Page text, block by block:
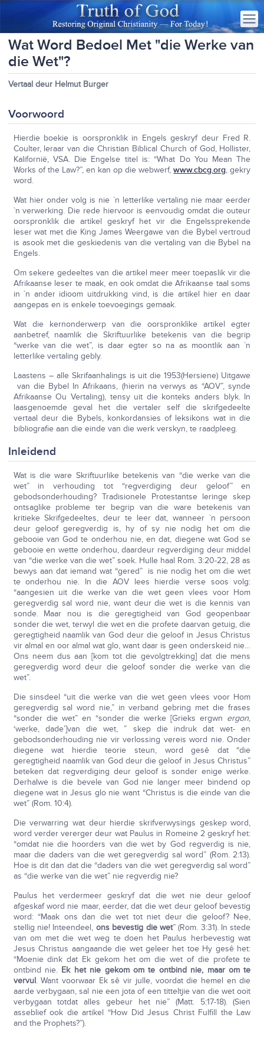
Wat Word Bedoel Met "die Werke van
die Wet"?
Vertaal deur Helmut Burger
Voorwoord
Hierdie boekie is oorspronklik in Engels geskryf deur Fred R.
Coulter, leraar van die Christian Biblical Church of God, Hollister,
Kalifornië, VSA. Die Engelse titel is: “What Do You Mean The
Works of the Law?”, en kan op die webwerf,www.cbcg.org, gekry
word.
Wat hier onder volg is nie `n letterlike vertaling nie maar eerder
`n verwerking. Die rede hiervoor is eenvoudig omdat die outeur
oorspronklik die artikel geskryf het vir die Engelssprekende
leser wat met die King James Weergawe van die Bybel vertroud
is asook met die geskiedenis van die vertaling van die Bybel na
Engels.
Om sekere gedeeltes van die artikel meer meer toepaslik vir die
Afrikaanse leser te maak, en ook omdat die Afrikaanse taal soms
in `n ander idioom uitdrukking vind, is die artikel hier en daar
aangepas en is enkele toevoegings gemaak.
Wat die kernonderwerp van die oorspronklike artikel egter
aanbetref, naamlik die Skriftuurlike betekenis van die begrip
“werke van die wet”, is daar egter so na as moontlik aan `n
letterlike vertaling gebly.
Laastens – alle Skrifaanhalings is uit die 1953(Hersiene) Uitgawe
van die Bybel In Afrikaans, (hierin na verwys as “AOV”, synde
Afrikaanse Ou Vertaling), tensy uit die konteks anders blyk. In
laasgenoemde geval het die vertaler self die skrifgedeelte
vertaal deur die Bybels, konkordansies of leksikons wat in die
bibliografie aan die einde van die werk verskyn, te raadpleeg.
Inleidend
Wat is die ware Skriftuurlike betekenis van “die werke van die
wet” in verhouding tot “regverdiging deur geloof” en
gebodsonderhouding? Tradisionele Protestantse leringe skep
ontsaglike probleme ter begrip van die ware betekenis van
kritieke Skrifgedeeltes, deur te leer dat, wanneer `n persoon
deur geloof geregverdig is, hy of sy nie nodig het om die
gebooie van God te onderhou nie, en dat, diegene wat God se
gebooie en wette onderhou, daardeur regverdiging deur middel
van “die werke van die wet” soek. Hulle haal Rom. 3:20-22, 28 as
bewys aan dat iemand wat “gered” is nie nodig het om die wet
te onderhou nie. In die AOV lees hierdie verse soos volg:
“aangesien uit die werke van die wet geen vlees voor Hom
geregverdig sal word nie, want deur die wet is die kennis van
sonde. Maar nou is die geregtigheid van God geopenbaar
sonder die wet, terwyl die wet en die profete daarvan getuig, die
geregtigheid naamlik van God deur die geloof in Jesus Christus
vir almal en oor almal wat glo, want daar is geen onderskeid nie…
Ons neem dus aan [kom tot die gevolgtrekking] dat die mens
geregverdig word deur die geloof sonder die werke van die
wet”.
Die sinsdeel “uit die werke van die wet geen vlees voor Hom
geregverdig sal word nie,” in verband gebring met die frases
“sonder die wet” en “sonder die werke [Grieks ergwn ergon,
‘werke, dade’]van die wet, ” skep die indruk dat wet- en
gebodsonderhouding nie vir verlossing vereis word nie. Onder
diegene wat hierdie teorie steun, word gesê dat “die
geregtigheid naamlik van God deur die geloof in Jesus Christus”
beteken dat regverdiging deur geloof is sonder enige werke.
Derhalwe is die bevele van God nie langer meer bindend op
diegene wat in Jesus glo nie want “Christus is die einde van die
wet” (Rom. 10:4).
Die verwarring wat deur hierdie skrifverwysings geskep word,
word verder vererger deur wat Paulus in Romeine 2 geskryf het:
“omdat nie die hoorders van die wet by God regverdig is nie,
maar die daders van die wet geregverdig sal word” (Rom. 2:13).
Hoe is dit dan dat die “daders van die wet geregverdig sal word”
as “die werke van die wet” nie regverdig nie?
Paulus het verdermeer geskryf dat die wet nie deur geloof
afgeskaf word nie maar, eerder, dat die wet deur geloof bevestig
word: “Maak ons dan die wet tot niet deur die geloof? Nee,
stellig nie! Inteendeel, ons bevestig die wet” (Rom. 3:31). In stede
van om met die wet weg te doen het Paulus herbevestig wat
Jesus Christus aangaande die wet geleer het toe Hy gesê het:
“Moenie dink dat Ek gekom het om die wet of die profete te
ontbind nie. Ek het nie gekom om te ontbind nie, maar om te
vervul. Want voorwaar Ek sê vir julle, voordat die hemel en die
aarde verbygaan, sal nie een jota of een titteltjie van die wet ooit
verbygaan totdat alles gebeur het nie” (Matt. 5:17-18). (Sien
asseblief ook die artikel “How Did Jesus Christ Fulfill the Law
and the Prophets?”).